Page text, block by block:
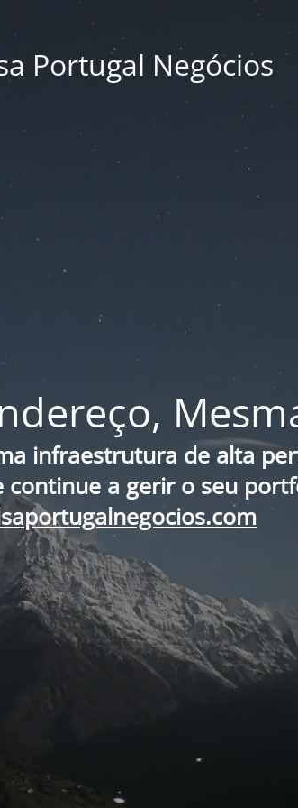
Portugal Negócios
infraestrutura de alta
a gerir o seu